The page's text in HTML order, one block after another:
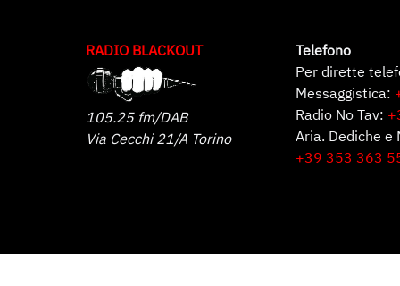
RADIO BLACKOUT
105.25 fm/DAB
Via Cecchi 21/A Torino
Telefono
Per dirette
Messaggistica:
Radio No Tav:
Aria. Dediche e
+39 353 363